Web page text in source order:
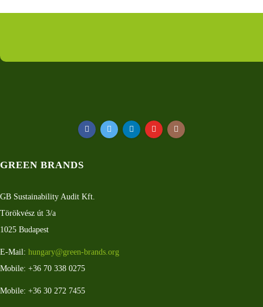
GREEN BRANDS
GB Sustainability Audit Kft.
Törökvész út 3/a
1025 Budapest
E-Mail: hungary@green-brands.org
Mobile: +36 70 338 0275
Mobile: +36 30 272 7455